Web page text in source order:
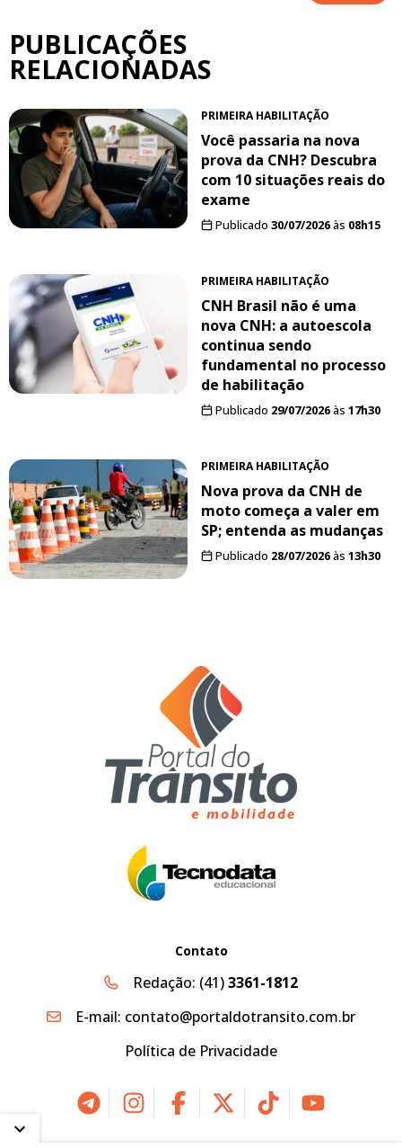
PUBLICAÇÕES
RELACIONADAS
PRIMEIRA HABILITAÇÃO
Você passaria na nova
prova da CNH? Descubra
com 10 situações reais do
exame
Publicado 30/07/2026às 08h15
PRIMEIRA HABILITAÇÃO
CNH Brasil não é uma
nova CNH: a autoescola
continua sendo
fundamental no processo
de habilitação
Publicado 29/07/2026às 17h30
PRIMEIRA HABILITAÇÃO
Nova prova da CNH de
moto começa a valer em
SP; entenda as mudanças
Publicado 28/07/2026às 13h30
Contato
Redação: (41)3361-1812
E-mail: contato@portaldotransito.com.br
Política de Privacidade